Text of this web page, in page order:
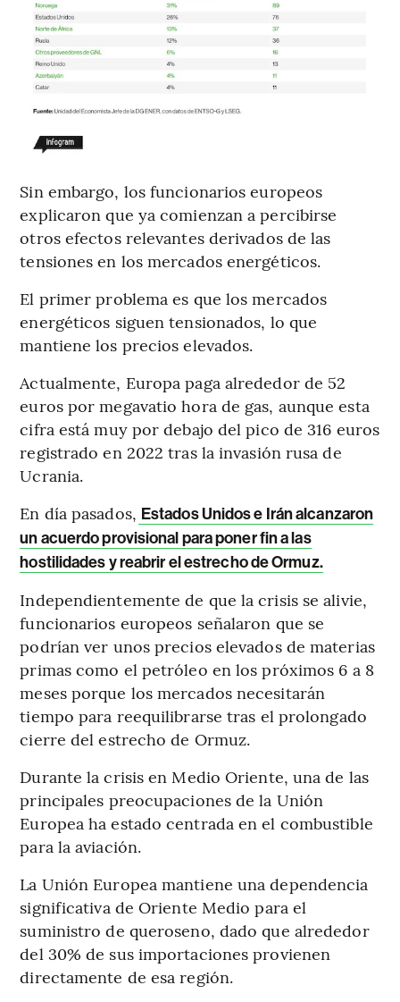
Sin embargo, los funcionarios europeos
explicaron que ya comienzan a percibirse
otros efectos relevantes derivados de las
tensiones en los mercados energéticos.
El primer problema es que los mercados
energéticos siguen tensionados, lo que
mantiene los precios elevados.
Actualmente, Europa paga alrededor de 52
euros por megavatio hora de gas, aunque esta
cifra está muy por debajo del pico de 316 euros
registrado en 2022 tras la invasión rusa de
Ucrania.
En día pasados, Estados Unidos e Irán alcanzaron
un acuerdo provisional para poner fin a las
hostilidades y reabrir el estrecho de Ormuz.
Independientemente de que la crisis se alivie,
funcionarios europeos señalaron que se
podrían ver unos precios elevados de materias
primas como el petróleo en los próximos 6 a 8
meses porque los mercados necesitarán
tiempo para reequilibrarse tras el prolongado
cierre del estrecho de Ormuz.
Durante la crisis en Medio Oriente, una de las
principales preocupaciones de la Unión
Europea ha estado centrada en el combustible
para la aviación.
La Unión Europea mantiene una dependencia
significativa de Oriente Medio para el
suministro de queroseno, dado que alrededor
del 30% de sus importaciones provienen
directamente de esa región.